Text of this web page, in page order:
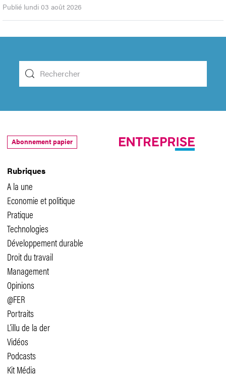
Publié lundi 03 août 2026
Rubriques
A la une
Economie et politique
Pratique
Technologies
Développement durable
Droit du travail
Management
Opinions
@FER
Portraits
L'illu de la der
Vidéos
Podcasts
Kit Média
Abonnement papier